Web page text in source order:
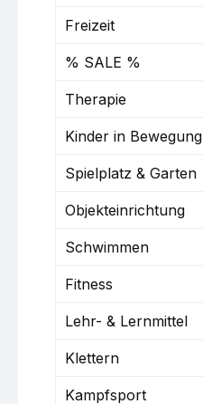
Freizeit
% SALE %
Therapie
Kinder in Bewegung
Spielplatz & Garten
Objekteinrichtung
Schwimmen
Fitness
Lehr- & Lernmittel
Klettern
Kampfsport